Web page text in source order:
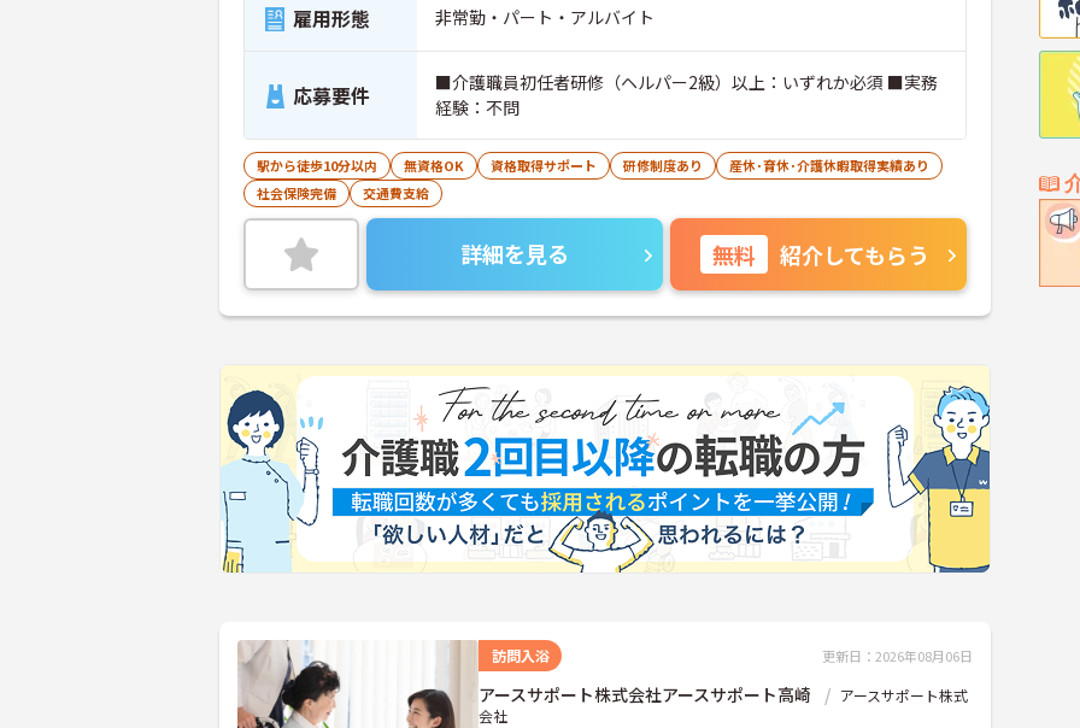
雇用形態 非常勤・パート・アルバイト
応募要件
■介護職員初任者研修（ヘルパー2級）以上：いずれか必須 ■実務
経験：不問
駅から徒歩10分以内 無資格OK 資格取得サポート 研修制度あり
産休･育休･介護休暇取得実績あり
社会保険完備
交通費支給
詳細を見る 無料 紹介してもらう
訪問入浴 更新日：2026年08月06日
アースサポート株式会社アースサポート高崎
アースサポート株式
会社